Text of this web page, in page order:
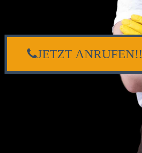
JETZT ANRUFEN!!